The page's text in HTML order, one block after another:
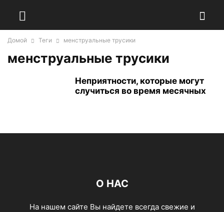
Домой Теги менструальные трусики
менструальные трусики
Неприятности, которые могут
случиться во время месячных
О НАС
На нашем сайте Вы найдете всегда свежие и